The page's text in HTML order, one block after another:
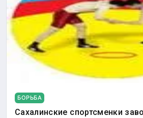
БОРЬБА
Сахалинские спортсменки